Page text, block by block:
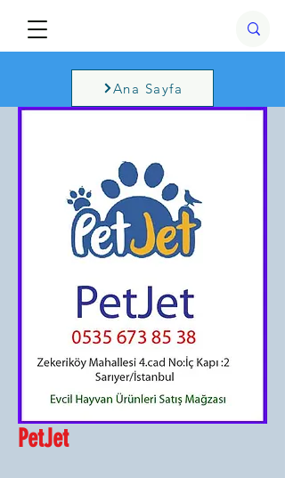
Ana Sayfa
PetJet